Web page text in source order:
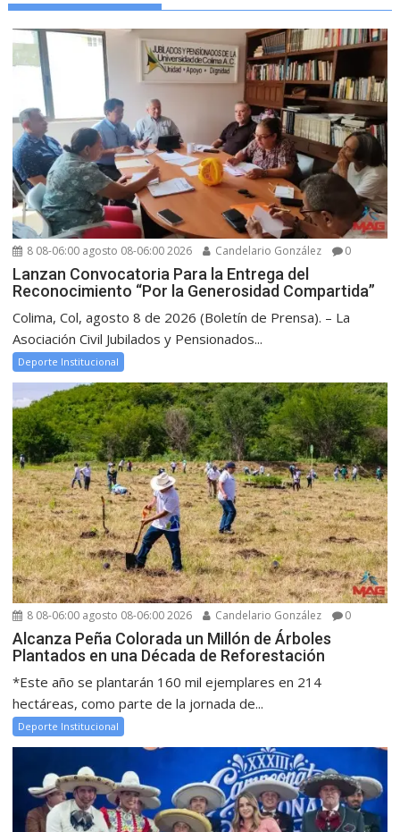
8 08-06:00 agosto 08-06:00 2026 Candelario González 0
Lanzan Convocatoria Para la Entrega del
Reconocimiento “Por la Generosidad Compartida”
Colima, Col, agosto 8 de 2026 (Boletín de Prensa). – La
Asociación Civil Jubilados y Pensionados...
Deporte Institucional
8 08-06:00 agosto 08-06:00 2026 Candelario González 0
Alcanza Peña Colorada un Millón de Árboles
Plantados en una Década de Reforestación
*Este año se plantarán 160 mil ejemplares en 214
hectáreas, como parte de la jornada de...
Deporte Institucional